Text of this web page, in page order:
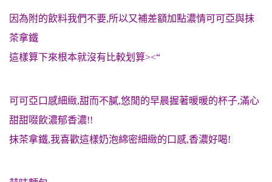
因為附的飲料我們不要,所以又補差額加點濃情可可亞與抹
茶拿鐵
這樣算下來根本就沒有比較划算><“
可可亞口感細緻,甜而不膩,悠閒的早晨握著暖暖的杯子,滿心
甜甜啜飲濃郁香濃!!
抹茶拿鐵,我喜歡這樣奶泡綿密細緻的口感,香濃好喝!